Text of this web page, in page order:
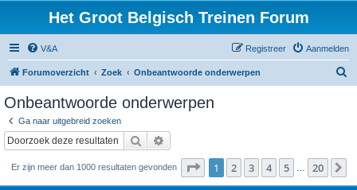
Het Groot Belgisch Treinen Forum
V&A Aanmelden
Registreer
Forumoverzicht Zoek Onbeantwoorde onderwerpen
Onbeantwoorde onderwerpen
Ga naar uitgebreid zoeken
Zoek
Er zijn meer dan 1000 resultaten gevonden Pagina van 20
1 2 3 4 5 20